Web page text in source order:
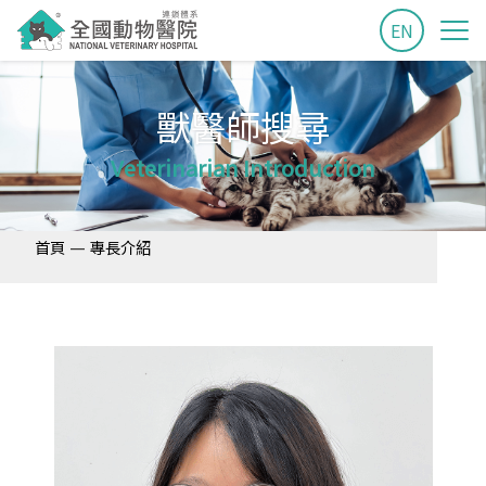
EN
獸醫師搜尋
Veterinarian Introduction
首頁 — 專長介紹